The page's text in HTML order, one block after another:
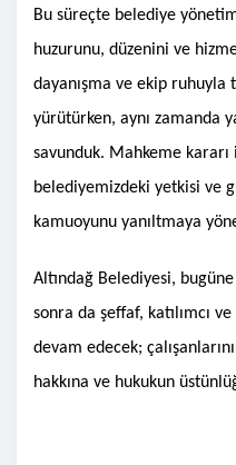
Bu süreçte belediye
huzurunu, düzenini ve
dayanışma ve ekip
yürütürken, aynı zamanda
savunduk. Mahkeme kararı
belediyemizdeki yetkisi ve
kamuoyunu yanıltmaya
Altındağ Belediyesi,
sonra da şeffaf, katılımcı
devam edecek;
hakkına ve hukukun